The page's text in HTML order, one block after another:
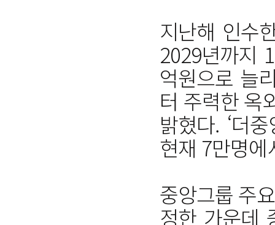
지난해 인수
2029년까지
억원으로 늘
터 주력한 옥
밝혔다. ‘더
현재 7만명
중앙그룹 주
정한 가운데